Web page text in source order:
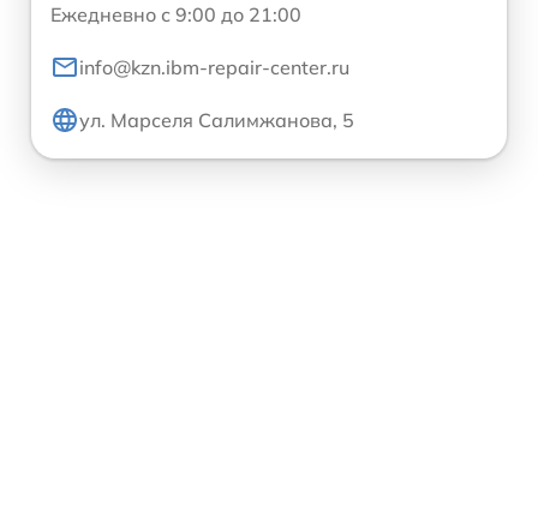
Ежедневно с 9:00 до 21:00
info@kzn.ibm-repair-center.ru
ул. Марселя Салимжанова, 5